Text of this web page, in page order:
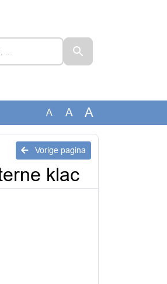
A A A
Vorige pagina
klac